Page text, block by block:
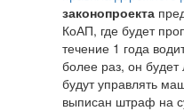
законопроекта
КоАП, где будет
течение 1 года
более раз, он
будут управлять
выписан штраф на